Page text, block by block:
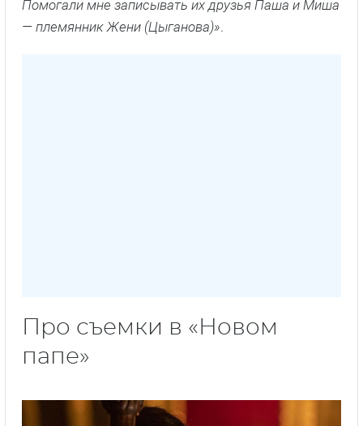
Помогали мне записывать их друзья Паша и Миша
— племянник Жени (Цыганова)».
Про съемки в «Новом
папе»